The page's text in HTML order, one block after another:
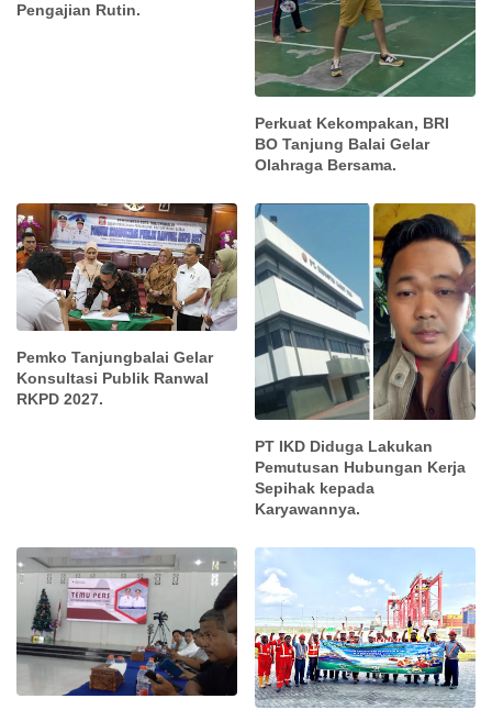
Pengajian Rutin.
Perkuat Kekompakan, BRI
BO Tanjung Balai Gelar
Olahraga Bersama.
Pemko Tanjungbalai Gelar
Konsultasi Publik Ranwal
RKPD 2027.
PT IKD Diduga Lakukan
Pemutusan Hubungan Kerja
Sepihak kepada
Karyawannya.